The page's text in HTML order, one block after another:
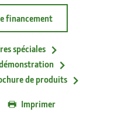
financement
spéciales
de produits
Imprimer